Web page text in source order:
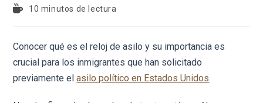
10 minutos de lectura
Conocer qué es el reloj de asilo y su importancia es
crucial para los inmigrantes que han solicitado
previamente elasilo político en Estados Unidos.